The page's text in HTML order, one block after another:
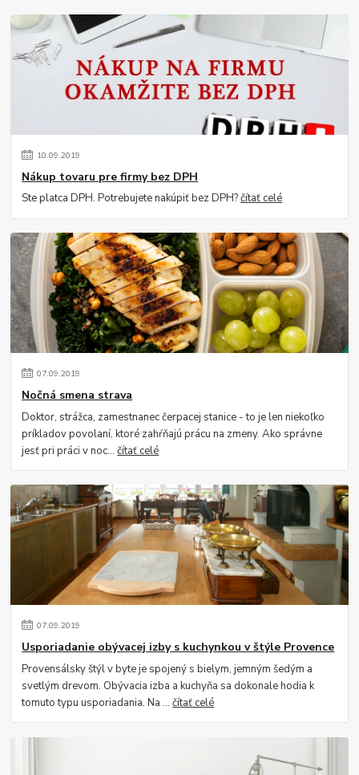
10.09.2019
Nákup tovaru pre firmy bez DPH
Ste platca DPH. Potrebujete nakúpiť bez DPH?čítať celé
07.09.2019
Nočná smena strava
Doktor, strážca, zamestnanec čerpacej stanice - to je len niekoľko
príkladov povolaní, ktoré zahŕňajú prácu na zmeny. Ako správne
jesť pri práci v noc...čítať celé
07.09.2019
Usporiadanie obývacej izby s kuchynkou v štýle Provence
Provensálsky štýl v byte je spojený s bielym, jemným šedým a
svetlým drevom. Obývacia izba a kuchyňa sa dokonale hodia k
tomuto typu usporiadania. Na ...čítať celé